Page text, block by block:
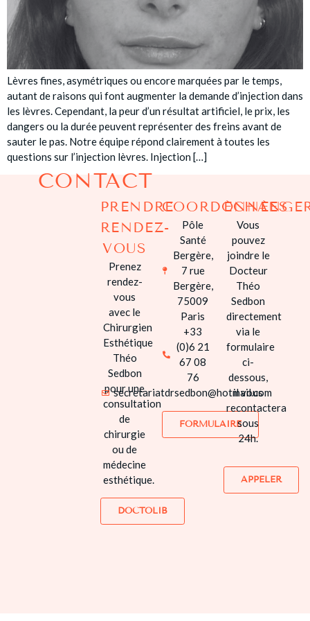
MÉDECINE
ESTHÉTIQUE
INSTITUT
DERMACHIR
AVIS
S’INFORMER
CONTACT
Lèvres fines, asymétriques ou encore marquées par le temps,
autant de raisons qui font augmenter la demande d’injection dans
les lèvres. Cependant, la peur d’un résultat artificiel, le prix, les
dangers ou la durée peuvent représenter des freins avant de
sauter le pas. Notre équipe répond clairement à toutes les
questions sur l’injection lèvres. Injection […]
CONTACT
PRENDRE
RENDEZ-
VOUS
Prenez
rendez-
vous
avec le
Chirurgien
Esthétique
Théo
Sedbon
pour une
consultation
de
chirurgie
ou de
médecine
esthétique.
DOCTOLIB
COORDONNÉES
Pôle
Santé
Bergère,
7 rue
Bergère,
75009
Paris
+33
(0)6 21
67 08
76
secretariatdrsedbon@hotmail.com
FORMULAIRE
Vous
pouvez
joindre le
Docteur
Théo
Sedbon
directement
via le
formulaire
ci-
dessous,
il vous
recontactera
sous
24h.
APPELER